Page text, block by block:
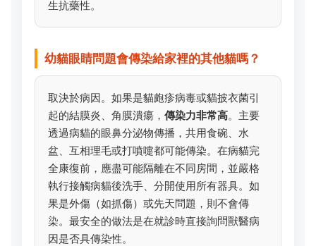
生抗藥性。
幼貓眼睛問題會傳染給家裡的其他貓嗎？
取決於病因。如果是貓皰疹病毒或貓披衣菌引
起的結膜炎、角膜潰瘍， 傳染力非常高。主要
透過病貓的眼鼻分泌物傳播，共用食碗、水
盆、互相理毛或打噴嚏都可能傳染。在病貓完
全康復前，應盡可能隔離在不同房間，並嚴格
執行接觸病貓後洗手、分開使用所有器具。如
果是外傷（如抓傷）或先天問題，則不會傳
染。最安全的做法是在就診時直接詢問獸醫病
因是否具傳染性。